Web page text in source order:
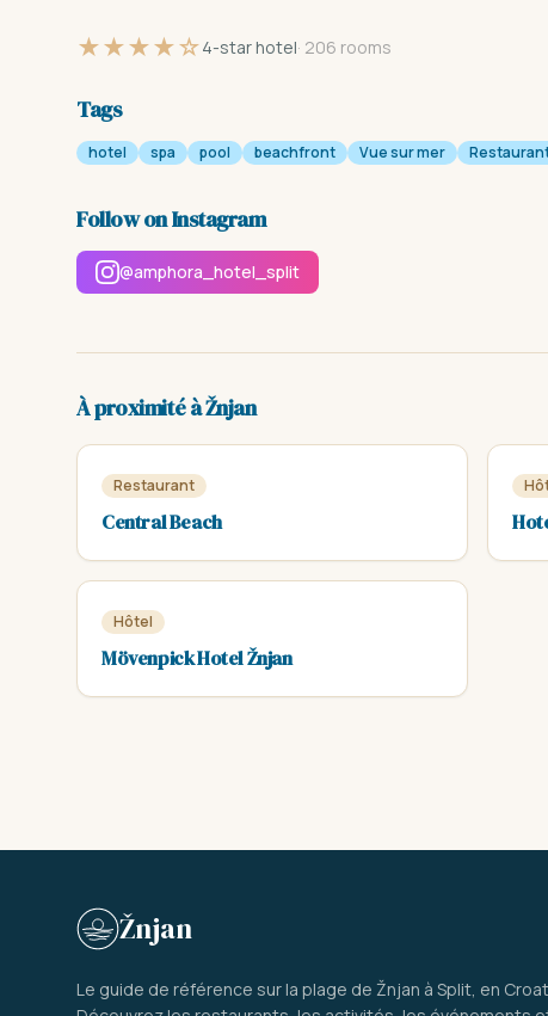
★★★★☆4-star hotel· 206 rooms
Tags
hotel spa pool beachfront Vue sur mer
Follow on Instagram
@amphora_hotel_split
À proximité à Žnjan
Restaurant
Central Beach
Hôtel
Mövenpick Hotel Žnjan
Žnjan
Le guide de référence sur la plage de Žnjan à Split, en